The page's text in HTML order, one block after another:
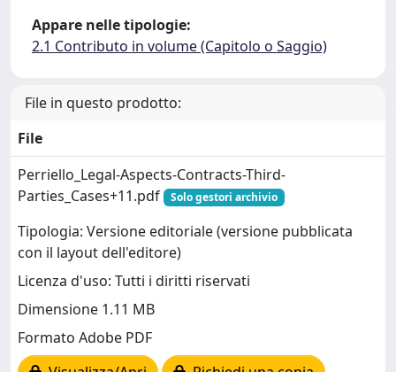
Appare nelle tipologie:
2.1 Contributo in volume (Capitolo o Saggio)
File in questo prodotto:
File
Perriello_Legal-Aspects-Contracts-Third-
Parties_Cases+11.pdf
Solo gestori archivio
Tipologia: Versione editoriale (versione pubblicata
con il layout dell'editore)
Licenza d'uso: Tutti i diritti riservati
Dimensione 1.11 MB
Formato Adobe PDF